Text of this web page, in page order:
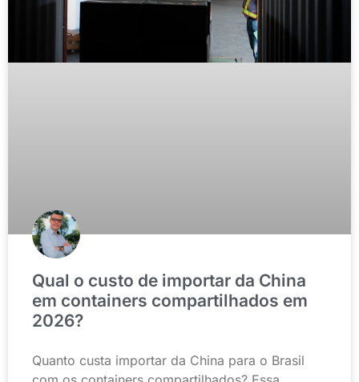
Qual o custo de importar da China
em containers compartilhados em
2026?
Quanto custa importar da China para o Brasil